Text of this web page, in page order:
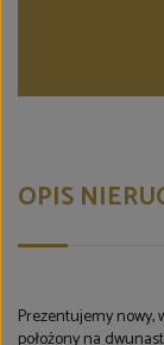
OPIS
Prezentujemy